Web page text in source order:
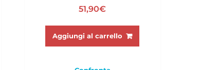
51,90€
Aggiungi al carrello